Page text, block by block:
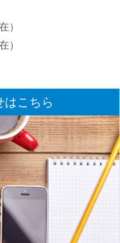
）
）
はこちら